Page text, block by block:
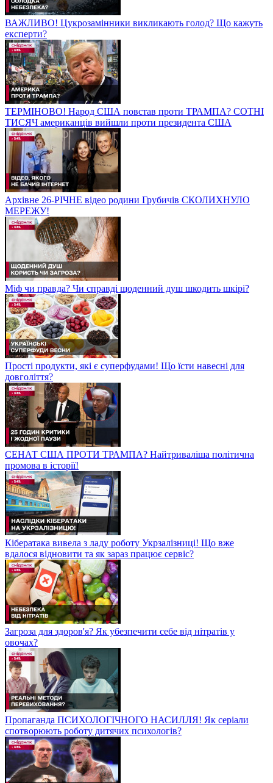
ВАЖЛИВО! Цукрозамінники викликають голод? Що кажуть
експерти?
ТЕРМІНОВО! Народ США повстав проти ТРАМПА? СОТНІ
ТИСЯЧ американців вийшли проти президента США
Архівне 26-РІЧНЕ відео родини Грубичів СКОЛИХНУЛО
МЕРЕЖУ!
Міф чи правда? Чи справді щоденний душ шкодить шкірі?
Прості продукти, які є суперфудами! Що їсти навесні для
довголіття?
СЕНАТ США ПРОТИ ТРАМПА? Найтриваліша політична
промова в історії!
Кібератака вивела з ладу роботу Укрзалізниці! Що вже
вдалося відновити та як зараз працює сервіс?
Загроза для здоров'я? Як убезпечити себе від нітратів у
овочах?
Пропаганда ПСИХОЛОГІЧНОГО НАСИЛЛЯ! Як серіали
спотворюють роботу дитячих психологів?